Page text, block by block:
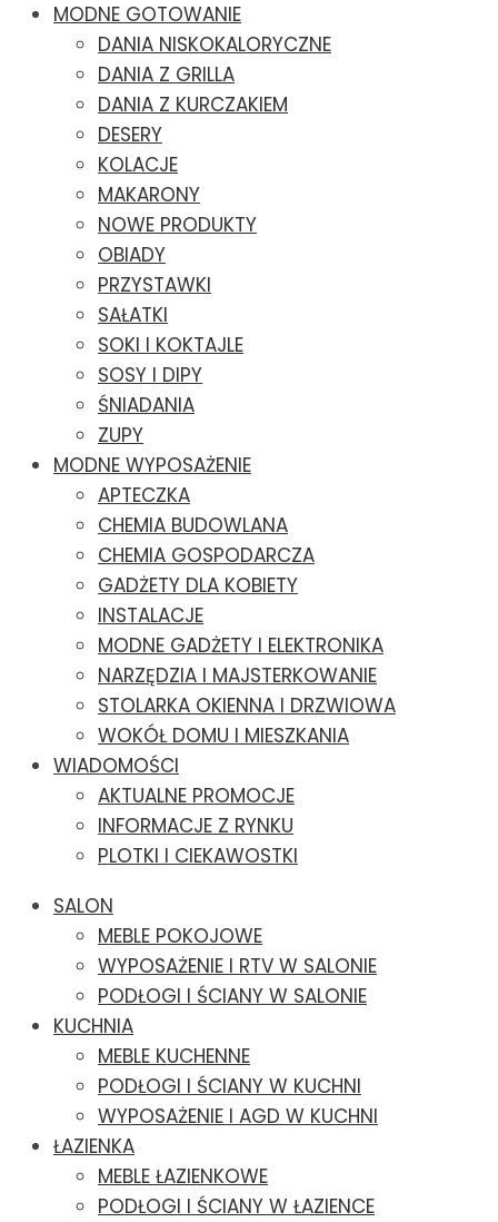
MODNE GOTOWANIE
DANIA NISKOKALORYCZNE
DANIA Z GRILLA
DANIA Z KURCZAKIEM
DESERY
KOLACJE
MAKARONY
NOWE PRODUKTY
OBIADY
PRZYSTAWKI
SAŁATKI
SOKI I KOKTAJLE
SOSY I DIPY
ŚNIADANIA
ZUPY
MODNE WYPOSAŻENIE
APTECZKA
CHEMIA BUDOWLANA
CHEMIA GOSPODARCZA
GADŻETY DLA KOBIETY
INSTALACJE
MODNE GADŻETY I ELEKTRONIKA
NARZĘDZIA I MAJSTERKOWANIE
STOLARKA OKIENNA I DRZWIOWA
WOKÓŁ DOMU I MIESZKANIA
WIADOMOŚCI
AKTUALNE PROMOCJE
INFORMACJE Z RYNKU
PLOTKI I CIEKAWOSTKI
SALON
MEBLE POKOJOWE
WYPOSAŻENIE I RTV W SALONIE
PODŁOGI I ŚCIANY W SALONIE
KUCHNIA
MEBLE KUCHENNE
PODŁOGI I ŚCIANY W KUCHNI
WYPOSAŻENIE I AGD W KUCHNI
ŁAZIENKA
MEBLE ŁAZIENKOWE
PODŁOGI I ŚCIANY W ŁAZIENCE